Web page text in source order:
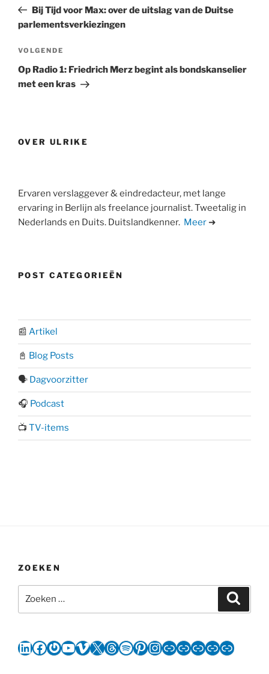
berichtBij Tijd voor Max: over de uitslag van de Duitse
parlementsverkiezingen
Volgend
bericht
VOLGENDE
Op Radio 1: Friedrich Merz begint als bondskanselier
met een kras
OVER ULRIKE
Ervaren verslaggever & eindredacteur, met lange
ervaring in Berlijn als freelance journalist. Tweetalig in
Nederlands en Duits. Duitslandkenner. Meer ➜
POST CATEGORIEËN
📰 Artikel
📓 Blog Posts
🗣️ Dagvoorzitter
🎧 Podcast
📺 TV-items
ZOEKEN
naar:
LinkedIn
Facebook
Gravatar
YouTube
Vimeo
X Threads
Spotify
Pinterest
Instagram
LinkLinkLinkLink
Link